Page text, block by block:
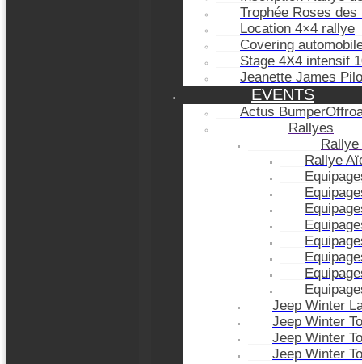
Trophée Roses des
Location 4×4 rallye
Covering
Stage 4X4 intensif
Jeanette James
EVENTS
Actus
Rallyes
Rallye
Jeep Winter
Jeep Winter
Jeep Winter
Jeep Winter